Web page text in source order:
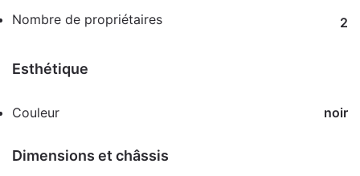
Nombre de propriétaires
2
Esthétique
Couleur noir
Dimensions et châssis